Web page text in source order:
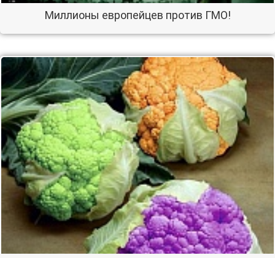
Миллионы европейцев против ГМО!